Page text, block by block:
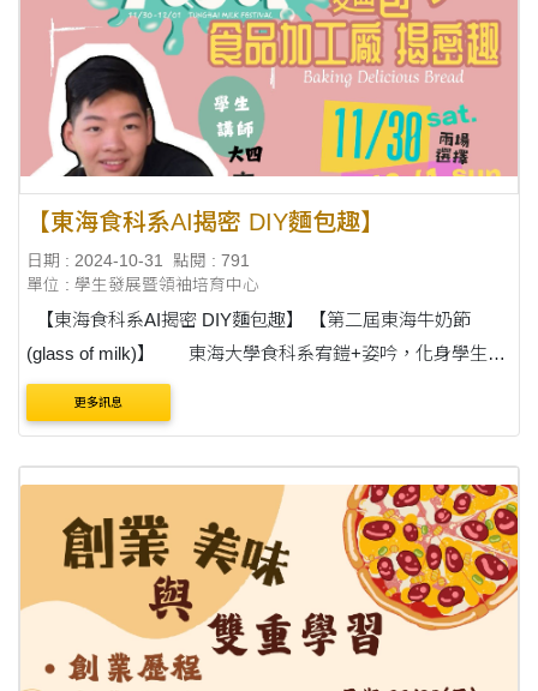
【東海食科系AI揭密 DIY麵包趣】
日期 : 2024-10-31
點閱 : 791
單位 : 學生發展暨領袖培育中心
(glass of milk)】 東海大學食科系宥鎧+姿吟，化身學生講
師，將在第二節東海牛奶節中帶大家DIY麵包。做中學雷雕裝
飾，更有趣的....
更多訊息